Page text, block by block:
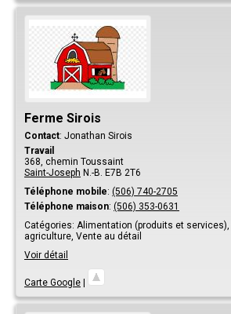
Ferme Sirois
Contact: Jonathan Sirois
Travail
368, chemin Toussaint
Saint-Joseph N.-B. E7B 2T6
Téléphone mobile: (506) 740-2705
Téléphone maison: (506) 353-0631
Catégories: Alimentation (produits et services),
agriculture, Vente au détail
Voir détail
Carte Google |